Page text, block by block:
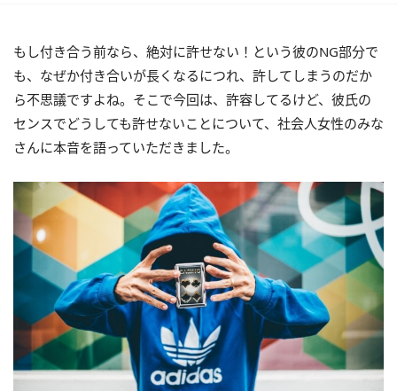
もし付き合う前なら、絶対に許せない！という彼のNG部分で
も、なぜか付き合いが長くなるにつれ、許してしまうのだか
ら不思議ですよね。そこで今回は、許容してるけど、彼氏の
センスでどうしても許せないことについて、社会人女性のみな
さんに本音を語っていただきました。